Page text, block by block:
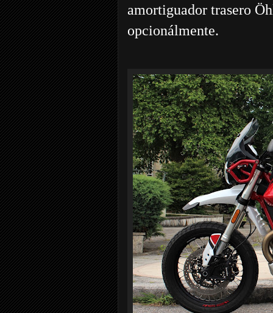
amortiguador trasero
opcionálmente.